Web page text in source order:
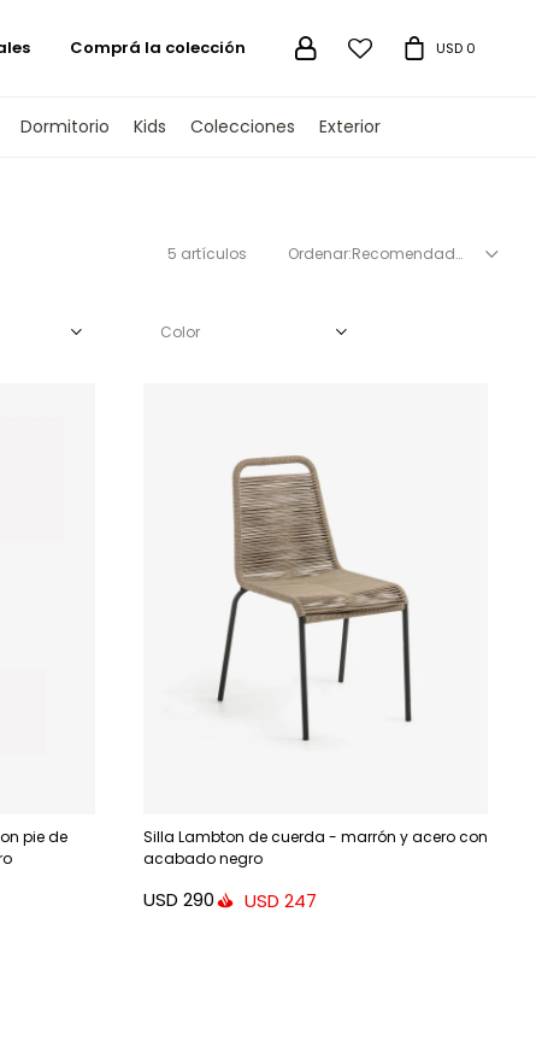
Dormitorio Kids Colecciones Exterior
 USD 0
Comprá la colección
5 artículos Recomendados
pie de
Silla Lambton de cuerda - marrón y acero con
acabado negro
USD 290 USD 247
Color